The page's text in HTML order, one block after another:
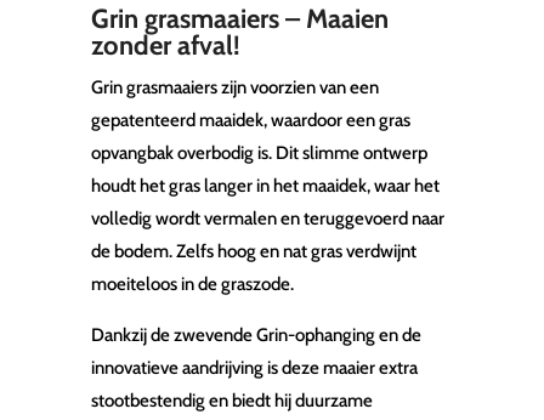
Grin grasmaaiers – Maaien
zonder afval!
Grin grasmaaiers zijn voorzien van een
gepatenteerd maaidek, waardoor een gras
opvangbak overbodig is. Dit slimme ontwerp
houdt het gras langer in het maaidek, waar het
volledig wordt vermalen en teruggevoerd naar
de bodem. Zelfs hoog en nat gras verdwijnt
moeiteloos in de graszode.
Dankzij de zwevende Grin-ophanging en de
innovatieve aandrijving is deze maaier extra
stootbestendig en biedt hij duurzame